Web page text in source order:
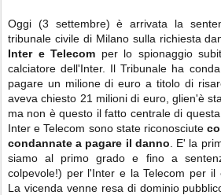
Oggi (3 settembre) è arrivata la
tribunale civile di Milano sulla richiesta
Inter e Telecom per lo spionaggio
calciatore dell'Inter. Il Tribunale ha
pagare un milione di euro a titolo di
aveva chiesto 21 milioni di euro, glien'è
ma non è questo il fatto centrale di
Inter e Telecom sono state riconosciute
condannate a pagare il danno . E' la
siamo al primo grado e fino a
colpevole!) per l'Inter e la Telecom per il
La vicenda venne resa di dominio